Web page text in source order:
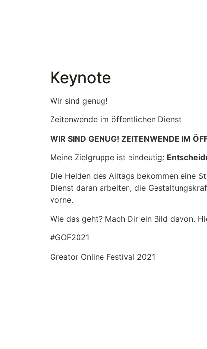
Keynote
Wir sind genug!
Zeitenwende im öffentlichen Dienst
WIR SIND GENUG! ZEITENWENDE IM
Meine Zielgruppe ist eindeutig:
Die Helden des Alltags bekommen eine
Dienst daran arbeiten, die
vorne.
Wie das geht? Mach Dir ein Bild davon.
#GOF2021
Greator Online Festival 2021